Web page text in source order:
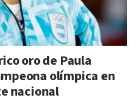
oro de Paula
olímpica en
nacional